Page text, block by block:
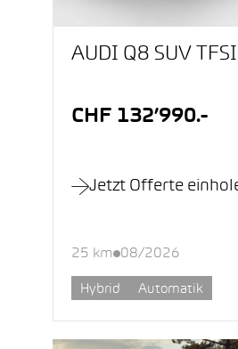
AUDI
CHF 132’990.-
Jetzt Offerte
25 km 08/2026
Hybrid Automatik